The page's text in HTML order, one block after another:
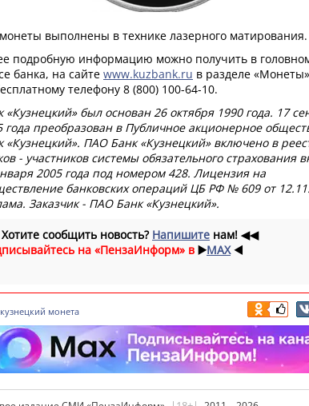
выполнены в технике лазерного матирования.
подробную информацию можно получить в
банка, на сайте www.kuzbank.ru в разделе
телефону 8 (800) 100-64-10.
«Кузнецкий» был основан 26 октября 1990 года. 17
года преобразован в Публичное акционерное
«Кузнецкий». ПАО Банк «Кузнецкий» включено в
- участников системы обязательного страхования
2005 года под номером 428. Лицензия на
банковских операций ЦБ РФ № 609 от
Заказчик - ПАО Банк «Кузнецкий».
сообщить новость? Напишите нам! ◀◀
на «ПензаИнформ» в ▶️MAX ◀️
кузнецкий монета